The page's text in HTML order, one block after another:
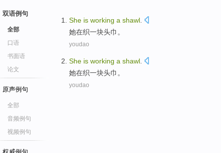
双语例句
全部
口语
书面语
论文
原声例句
全部
音频例句
视频例句
She is working a shawl
她在织一块头巾。
youdao
She is working a shawl
她在织一块头巾。
youdao